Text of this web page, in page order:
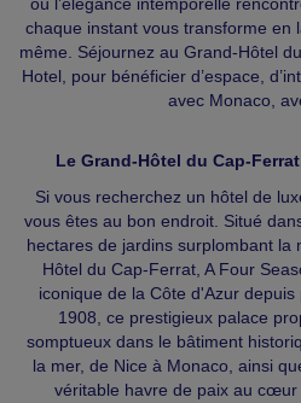
chaque instant vous transforme en
même. Séjournez au Grand-Hôtel
Hotel, pour bénéficier d’espace,
avec Monaco,
Le Grand-Hôtel du Cap-
Si vous recherchez un hôtel de
vous êtes au bon endroit. Situé
hectares de jardins surplombant la
Hôtel du Cap-Ferrat, A Four
iconique de la Côte d'Azur
1908, ce prestigieux palace
somptueux dans le bâtiment
la mer, de Nice à Monaco, ainsi
véritable havre de paix au